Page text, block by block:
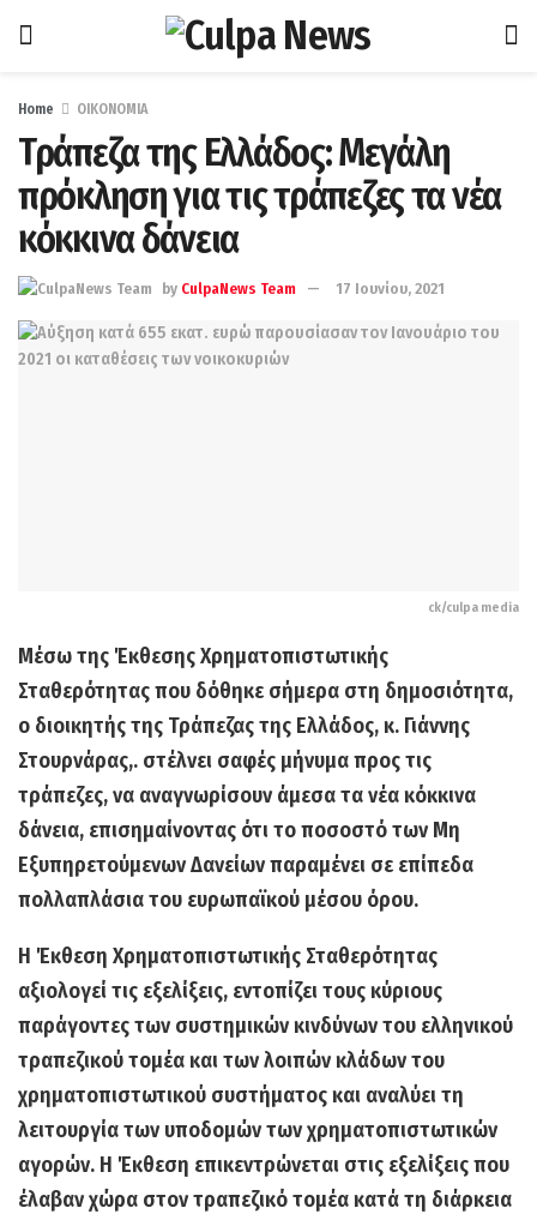
Home ΟΙΚΟΝΟΜΙΑ
Τράπεζα της Ελλάδος: Μεγάλη
πρόκληση για τις τράπεζες τα νέα
κόκκινα δάνεια
by CulpaNews Team 17 Ιουνίου, 2021
ck/culpa media
Μέσω της Έκθεσης Χρηματοπιστωτικής
Σταθερότητας που δόθηκε σήμερα στη δημοσιότητα,
ο διοικητής της Τράπεζας της Ελλάδος, κ. Γιάννης
Στουρνάρας,. στέλνει σαφές μήνυμα προς τις
τράπεζες, να αναγνωρίσουν άμεσα τα νέακόκκινα
δάνεια, επισημαίνοντας ότι το ποσοστό των Μη
Εξυπηρετούμενων Δανείωνπαραμένει σε επίπεδα
πολλαπλάσια του ευρωπαϊκού μέσου όρου.
Η Έκθεση Χρηματοπιστωτικής Σταθερότητας
αξιολογεί τις εξελίξεις, εντοπίζει τους κύριους
παράγοντες των συστημικών κινδύνων του ελληνικού
τραπεζικού τομέα και των λοιπών κλάδων του
χρηματοπιστωτικού συστήματος και αναλύει τη
λειτουργία των υποδομών των χρηματοπιστωτικών
αγορών. Η Έκθεση επικεντρώνεται στις εξελίξεις που
έλαβαν χώρα στον τραπεζικό τομέα κατά τη διάρκεια